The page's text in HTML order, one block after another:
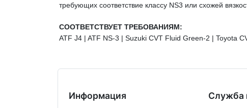
требующих соответствие классу NS3 или схожей
СООТВЕТСТВУЕТ ТРЕБОВАНИЯМ:
ATF J4 | ATF NS-3 | Suzuki CVT Fluid Green-2 | Toyota
Информация Служба